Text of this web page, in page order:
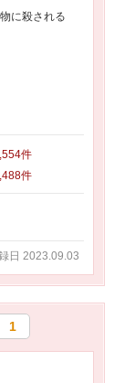
に殺される
件
件
日 2023.09.03
1